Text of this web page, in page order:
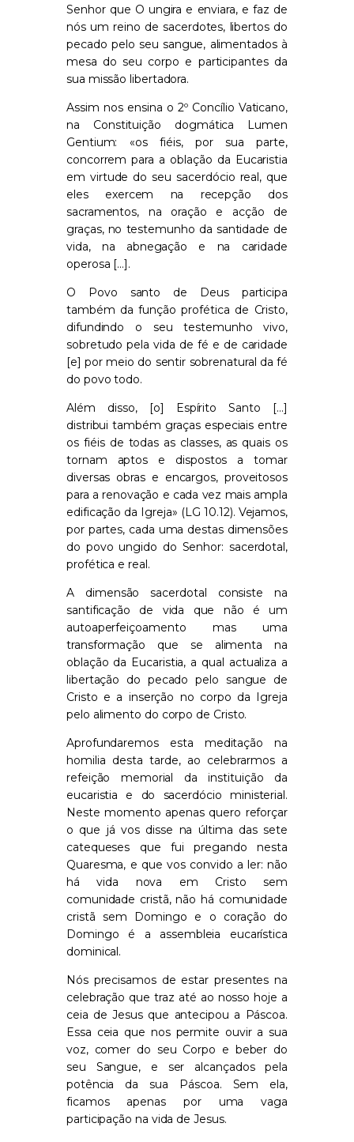
Senhor que O ungira e enviara, e faz de
nós um reino de sacerdotes, libertos do
pecado pelo seu sangue, alimentados à
mesa do seu corpo e participantes da
sua missão libertadora.
Assim nos ensina o 2º Concílio Vaticano,
na Constituição dogmática Lumen
Gentium: «os fiéis, por sua parte,
concorrem para a oblação da Eucaristia
em virtude do seu sacerdócio real, que
eles exercem na recepção dos
sacramentos, na oração e acção de
graças, no testemunho da santidade de
vida, na abnegação e na caridade
operosa […].
O Povo santo de Deus participa
também da função profética de Cristo,
difundindo o seu testemunho vivo,
sobretudo pela vida de fé e de caridade
[e] por meio do sentir sobrenatural da fé
do povo todo.
Além disso, [o]
Espírito Santo […]
distribui também graças especiais entre
os fiéis de todas as classes, as quais os
tornam aptos e dispostos a tomar
diversas obras e encargos, proveitosos
para a renovação e cada vez mais ampla
edificação da Igreja» (LG 10.12). Vejamos,
por partes, cada uma destas dimensões
do povo ungido do Senhor: sacerdotal,
profética e real.
A dimensão sacerdotal consiste na
santificação de vida que não é um
autoaperfeiçoamento masuma
transformação que se alimenta na
oblação da Eucaristia, a qual actualiza a
libertação do pecadopelo sangue de
Cristo e a inserção no corpo da Igreja
pelo alimento do corpo de Cristo.
Aprofundaremos esta meditação na
homilia desta tarde, ao celebrarmos a
refeição memorial da instituição da
eucaristia e do sacerdócio ministerial.
Neste momento apenas quero reforçar
o que já vos disse na última das sete
catequeses que fui pregando nesta
Quaresma, e que vos convido a ler:não
há vida nova em Cristo sem
comunidade cristã, não há comunidade
cristã sem Domingo e o coração do
Domingo é a assembleia eucarística
dominical.
Nós precisamos de estar presentes na
celebração que traz até ao nosso hoje a
ceia de Jesus que antecipou a Páscoa.
Essa ceia que nos permite ouvir a sua
voz, comer do seu Corpo e beber do
seu Sangue, e ser alcançados pela
potência da sua Páscoa. Sem ela,
ficamos apenas por uma vaga
participação na vida de Jesus.